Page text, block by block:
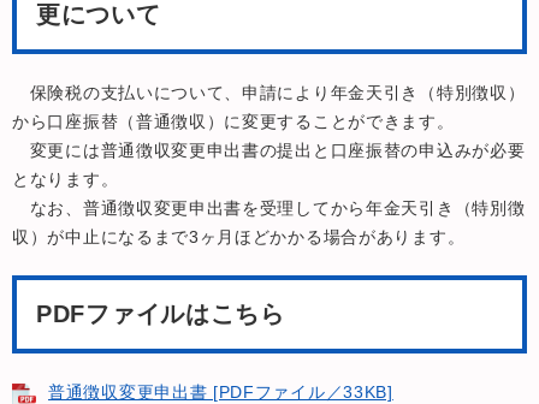
更について
保険税の支払いについて、申請により年金天引き（特別徴収）
から口座振替（普通徴収）に変更することができます。
変更には普通徴収変更申出書の提出と口座振替の申込みが必要
となります。
なお、普通徴収変更申出書を受理してから年金天引き（特別徴
収）が中止になるまで3ヶ月ほどかかる場合があります。
PDFファイルはこちら
普通徴収変更申出書 [PDFファイル／33KB]